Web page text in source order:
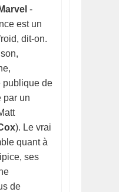
Marvel -
est un
dit-on.
publique de
par un
). Le vrai
quant à
ses
de